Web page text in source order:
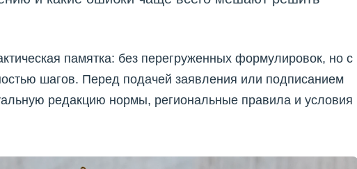
памятка: без перегруженных формулировок, но с
шагов. Перед подачей заявления или подписанием
редакцию нормы, региональные правила и условия